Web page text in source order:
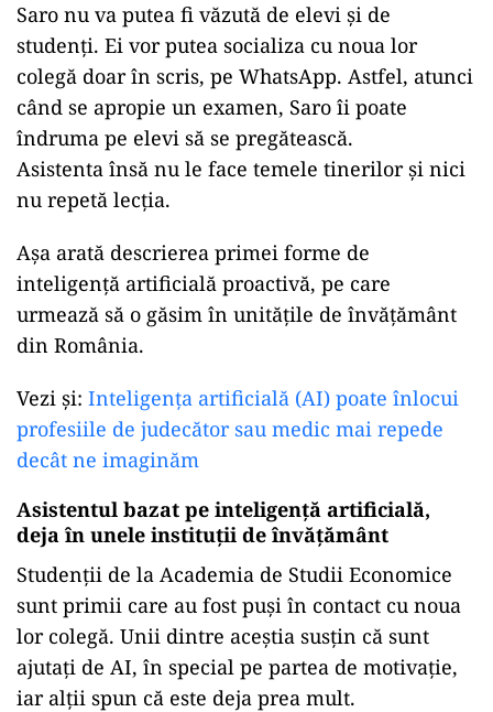
Saro nu va putea fi văzută de elevi și de
studenți. Ei vorputea socializa cu noua lor
colegă doarîn scris, pe WhatsApp. Astfel, atunci
când se apropie un examen, Saro îi poate
îndruma pe elevi să se pregătească.
Asistenta însă nu le face temele tinerilor și nici
nu repetă lecția.
Așa arată descrierea primei forme de
inteligență artificială proactivă, pe care
urmează să o găsim în unitățile de învățământ
din România.
Vezi și: Inteligența artificială (AI) poate înlocui
profesiile de judecător sau medic mai repede
decât ne imaginăm
Asistentul bazat pe inteligență artificială,
deja în unele instituții de învățământ
Studenții de la Academia de Studii Economice
sunt primii care au fost puși în contact cu noua
lor colegă. Unii dintre aceștia susțin că sunt
ajutați de AI, în special pe partea de motivație,
iar alții spun că este deja prea mult.